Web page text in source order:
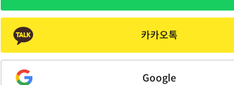
카카오톡
Google